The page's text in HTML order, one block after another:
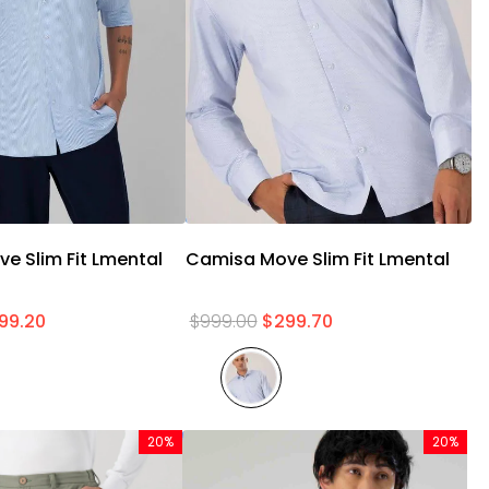
rápida
Slim Fit Lmental
.20
Vista rápida
Camisa Move Slim Fit Lmental
$999.00 $299.70
20% 20%